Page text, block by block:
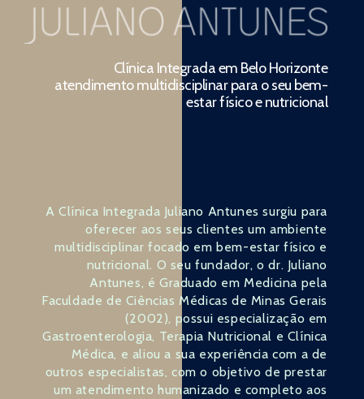
Clínica Integrada em Belo Horizonte
atendimento multidisciplinar para o seu bem-
estar físico e nutricional
A Clínica Integrada Juliano Antunes surgiu para
oferecer aos seus clientes um ambiente
multidisciplinar focado em bem-estar físico e
nutricional. O seu fundador, o dr. Juliano
Antunes, é Graduado em Medicina pela
Faculdade de Ciências Médicas de Minas Gerais
(2002), possui especialização em
Gastroenterologia, Terapia Nutricional e Clínica
Médica, e aliou a sua experiência com a de
outros especialistas, com o objetivo de prestar
um atendimento humanizado e completo aos